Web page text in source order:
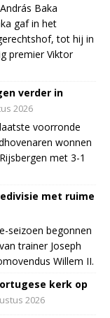
Baka
gaf in het
tot hij in
premier Viktor
verder in
2026
voorronde
wonnen
met 3-1
met ruime
seizoen begonnen
trainer Joseph
Willem II.
kerk op
2026